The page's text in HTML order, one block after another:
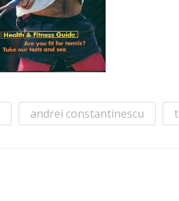
andrei constantinescu